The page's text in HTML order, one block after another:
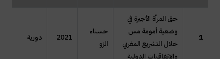
1
حق المرأة الأجيرة في
وضعية أمومة مس
خلال التشريع المغربي
والاتفاقيات الدولية
حسناء
الزو
2021 دورية